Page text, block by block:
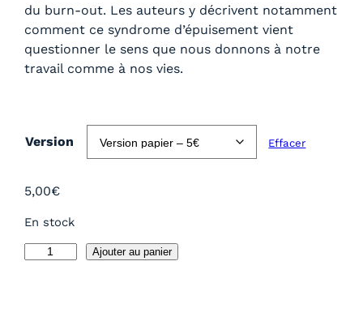
:
4
,
0
du burn-out. Les auteurs y décrivent notamment
comment ce syndrome d’épuisement vient
questionner le sens que nous donnons à notre
travail comme à nos vies.
Version Effacer
5,00€
En stock
Ajouter au panier